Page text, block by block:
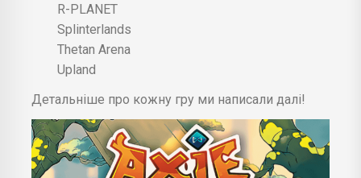
R-PLANET
Splinterlands
Thetan Arena
Upland
Детальніше про кожну гру ми написали далі!